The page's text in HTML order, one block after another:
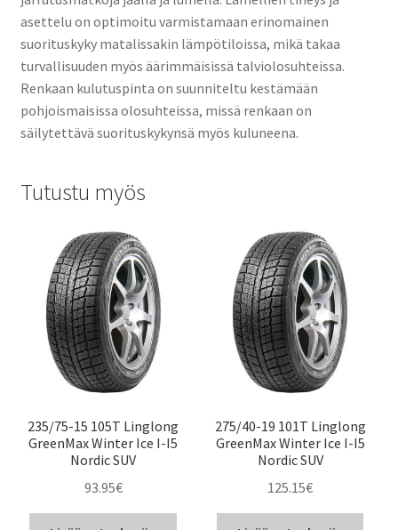
asettelu on optimoitu varmistamaan erinomainen
suorituskyky matalissakin lämpötiloissa, mikä takaa
turvallisuuden myös äärimmäisissä talviolosuhteissa.
Renkaan kulutuspinta on suunniteltu kestämään
pohjoismaisissa olosuhteissa, missä renkaan on
säilytettävä suorituskykynsä myös kuluneena.
Tutustu myös
235/75-15 105T Linglong
GreenMax Winter Ice I-I5
Nordic SUV
93.95€
275/40-19 101T Linglong
GreenMax Winter Ice I-I5
Nordic SUV
125.15€